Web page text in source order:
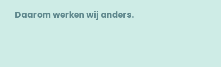
Daarom werken wij anders.